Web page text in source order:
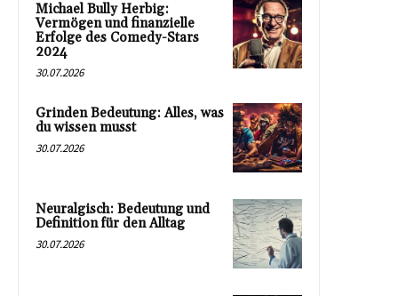
Michael Bully Herbig:
Vermögen und finanzielle
Erfolge des Comedy-Stars
2024
30.07.2026
Grinden Bedeutung: Alles, was
du wissen musst
30.07.2026
Neuralgisch: Bedeutung und
Definition für den Alltag
30.07.2026